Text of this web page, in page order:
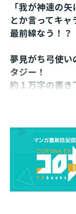
「我が神速の矢
とか言ってキ
最前線なう！？
夢見がち弓使
タジー！
約１万字の書き
プレイヤーの身体
題のVRMMOゲー
誰もがレベルや称
は「我が神速の
ている。
彼は攻略など興